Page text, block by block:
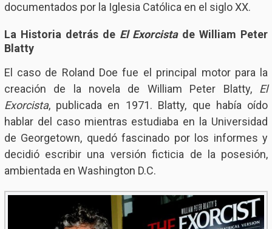
documentados por la Iglesia Católica en el siglo XX.
La Historia detrás de El Exorcistade William Peter
Blatty
El caso de Roland Doe fue el principal motor para la
creación de la novela de William Peter Blatty, El
Exorcista, publicada en 1971. Blatty, que había oído
hablar del caso mientras estudiaba en la Universidad
de Georgetown, quedó fascinado por los informes y
decidió escribir una versión ficticia de la posesión,
ambientada en Washington D.C.